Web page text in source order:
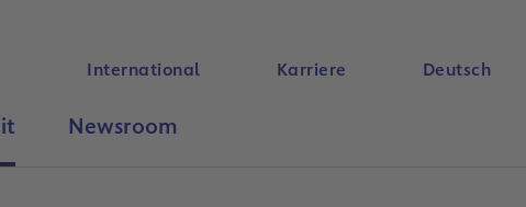
International Karriere Deutsch
Newsroom